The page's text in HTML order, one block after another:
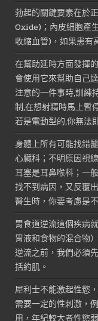
勃起的關鍵要素在於
Oxide)；內皮細胞產
收縮血管)，如果患有
在幫助延時方面發揮
會使用它來幫助自己
注意的一件事時,訓練
制,在想射精時馬上暫
若是電動型的,你無法
身體上所有可能找錯
心臟科；不明原因視
耳塞是耳鼻喉科；一
找不到病因，又反覆
醫生時，你要考慮是
胃食道逆流這個疾病
胃液和食物的混合物
逆流之前，我們必須
括約肌。
犀利士不能激起性慾
需要一定的性刺激，
用，年紀較大者性慾